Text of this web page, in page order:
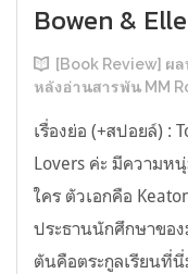
Bowen &
[Book Review] ผ
หลังอ่านสารพัน MM
เรื่องย่อ (+สปอยล์) :
Lovers ค่ะ มีความห
ใคร ตัวเอกคือ
ประธานนักศึกษาขอ
ตันคือตระกูลเรียนที่นี่